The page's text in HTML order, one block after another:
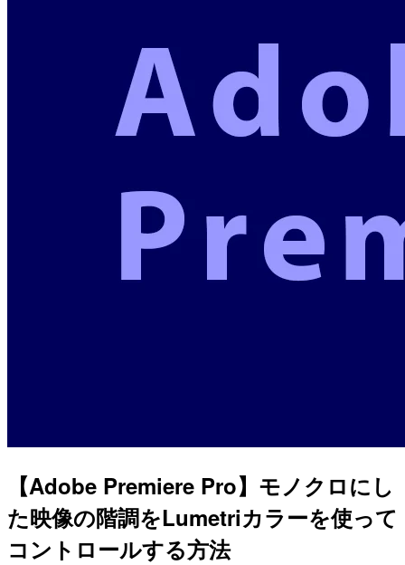
【Adobe Premiere Pro】モノクロにし
た映像の階調をLumetriカラーを使って
コントロールする方法